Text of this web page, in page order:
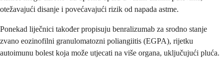
otežavajući disanje i povećavajući rizik od napada astme.
Ponekad liječnici također propisuju benralizumab za srodno stanje
zvano eozinofilni granulomatozni poliangiitis (EGPA), rijetku
autoimunu bolest koja može utjecati na više organa, uključujući pluća.